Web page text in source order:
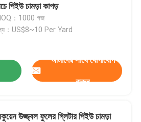
পিইউ চামড়া কাপড়
：1000 গজ
：US$8~10 Per Yard
আমাদের সাথে যোগাযোগ
করুন
উজ্জ্বল ফুলের গ্লিটার পিইউ চামড়া